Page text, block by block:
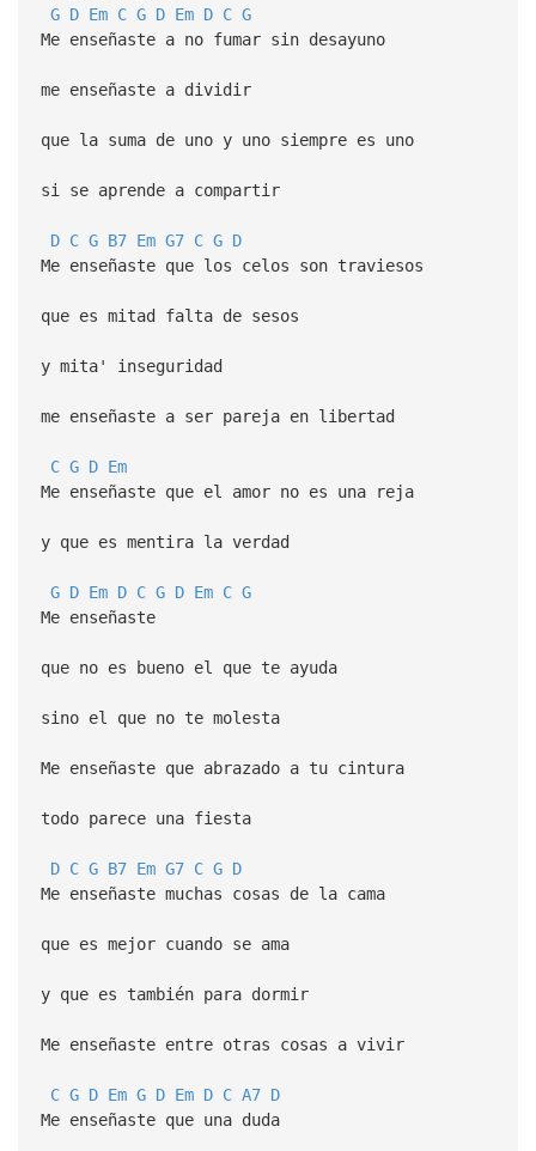
G D Em C G D Em D C G
Me enseñaste a no fumar sin desayuno
me enseñaste a dividir
que la suma de uno y uno siempre es uno
si se aprende a compartir
D C G B7 Em G7 C G D
Me enseñaste que los celos son traviesos
que es mitad falta de sesos
y mita' inseguridad
me enseñaste a ser pareja en libertad
C G D Em
Me enseñaste que el amor no es una reja
y que es mentira la verdad
G D Em D C G D Em C G
Me enseñaste
que no es bueno el que te ayuda
sino el que no te molesta
Me enseñaste que abrazado a tu cintura
todo parece una fiesta
D C G B7 Em G7 C G D
Me enseñaste muchas cosas de la cama
que es mejor cuando se ama
y que es también para dormir
Me enseñaste entre otras cosas a vivir
C G D Em G D Em D C A7 D
Me enseñaste que una duda